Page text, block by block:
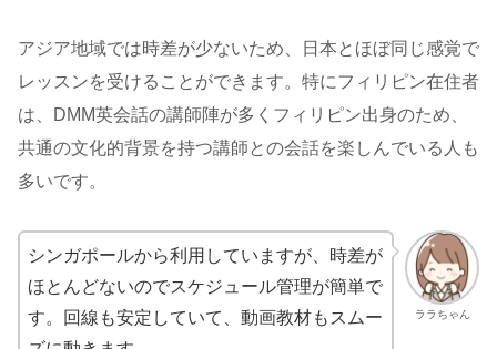
アジア地域では時差が少ないため、日本とほぼ同じ感覚で
レッスンを受けることができます。特にフィリピン在住者
は、DMM英会話の講師陣が多くフィリピン出身のため、
共通の文化的背景を持つ講師との会話を楽しんでいる人も
多いです。
ララちゃん
シンガポールから利用していますが、時差が
ほとんどないのでスケジュール管理が簡単で
す。回線も安定していて、動画教材もスムー